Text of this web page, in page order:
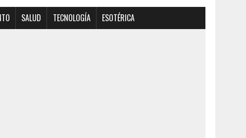
SALUD TECNOLOGÍA ESOTÉRICA